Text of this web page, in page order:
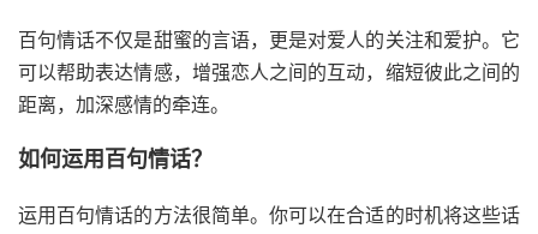
百句情话不仅是甜蜜的言语，更是对爱人的关注和爱护。它
可以帮助表达情感，增强恋人之间的互动，缩短彼此之间的
距离，加深感情的牵连。
如何运用百句情话？
运用百句情话的方法很简单。你可以在合适的时机将这些话